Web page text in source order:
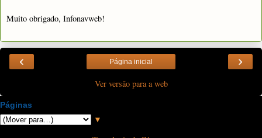
Muito obrigado, Infonavweb!
‹ ›
Página inicial
Ver versão para a web
Páginas
▼